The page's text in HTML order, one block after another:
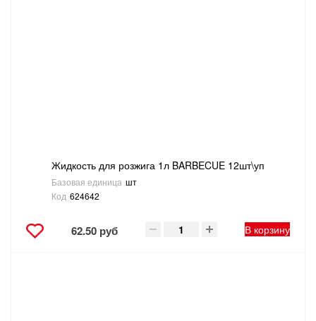
Жидкость для розжига 1л BARBECUE 12шт\уп
Базовая единица шт
Код 624642
62.50 руб В корзину